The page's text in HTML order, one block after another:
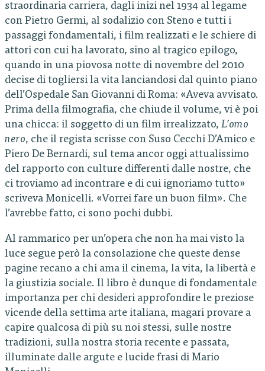
straordinaria carriera, dagli inizi nel 1934 al legame
con Pietro Germi, al sodalizio con Steno e tutti i
passaggi fondamentali, i film realizzati e le schiere di
attori con cui ha lavorato, sino al tragico epilogo,
quando in una piovosa notte di novembre del 2010
decise di togliersi la vita lanciandosi dal quinto piano
dell’Ospedale San Giovanni di Roma: «Aveva avvisato.
Prima della filmografia, che chiude il volume, vi è poi
una chicca: il soggetto di un film irrealizzato, L’omo
nero, che il regista scrisse con Suso Cecchi D’Amico e
Piero De Bernardi, sul tema ancor oggi attualissimo
del rapporto con culture differenti dalle nostre, che
ci troviamo ad incontrare e di cui ignoriamo tutto»
scriveva Monicelli. «Vorrei fare un buon film». Che
l’avrebbe fatto, ci sono pochi dubbi.
Al rammarico per un’opera che non ha mai visto la
luce segue però la consolazione che queste dense
pagine recano a chi ama il cinema, la vita, la libertà e
la giustizia sociale. Il libro è dunque di fondamentale
importanza per chi desideri approfondire le preziose
vicende della settima arte italiana, magari provare a
capire qualcosa di più su noi stessi, sulle nostre
tradizioni, sulla nostra storia recente e passata,
illuminate dalle argute e lucide frasi di Mario